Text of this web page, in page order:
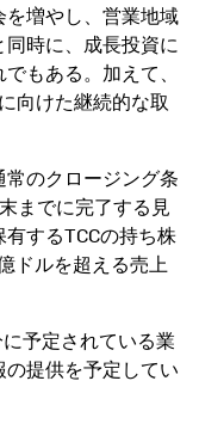
を増やし、営業地域
時に、成長投資に
もある。加えて、
向けた継続的な取
のクロージング条
までに完了する見
するTCCの持ち株
ドルを超える売上
予定されている業
提供を予定してい